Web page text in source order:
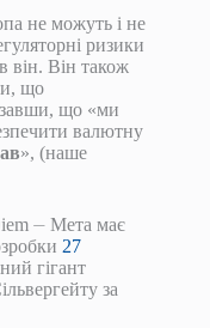
не можуть і не
ризики
він. Він також
що
що «ми
валютну
», (наше
⏤ Мета має
27
гігант
за